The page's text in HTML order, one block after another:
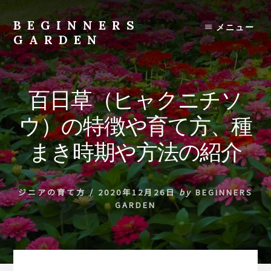
content
BEGINNERS
GARDEN
植
物
の
種
類
や
育
て
方
の
紹
介
を
行
メニュー
百日草（ヒャクニチソ
ウ）の特徴や育て方、種
まき時期や方法の紹介
ジニアの育て方/ 2020年12月26日 by BEGINNERS
GARDEN